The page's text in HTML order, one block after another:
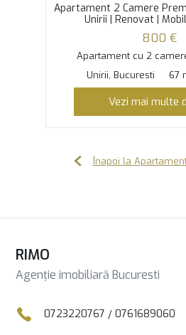
Apartament 2 Camere
Unirii | Renovat |
800 €
Apartament cu 2
Unirii, Bucuresti
67
Vezi mai multe
Înapoi la
RIMO
Agenție imobiliară Bucuresti
0723220767 / 0761689060